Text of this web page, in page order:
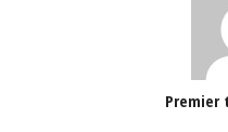
Premier